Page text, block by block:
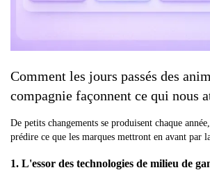
Comment les jours passés des
compagnie façonnent ce qui nous
De petits changements se produisent chaque
prédire ce que les marques mettront en avant par
1. L'essor des technologies de milieu de